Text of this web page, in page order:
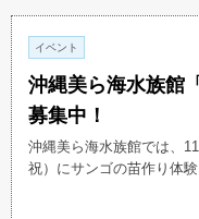
イベント
沖縄美ら海水族館
募集中！
沖縄美ら海水族館では、
祝）にサンゴの苗作り体